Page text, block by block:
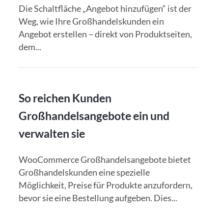
Die Schaltfläche „Angebot hinzufügen“ ist der
Weg, wie Ihre Großhandelskunden ein
Angebot erstellen – direkt von Produktseiten,
dem...
So reichen Kunden
Großhandelsangebote ein und
verwalten sie
WooCommerce Großhandelsangebote bietet
Großhandelskunden eine spezielle
Möglichkeit, Preise für Produkte anzufordern,
bevor sie eine Bestellung aufgeben. Dies...